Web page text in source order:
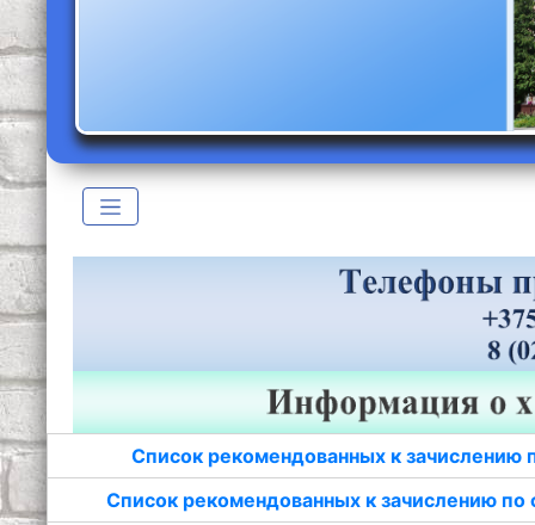
Список рекомендованных к зачислению
Список рекомендованных к зачислению